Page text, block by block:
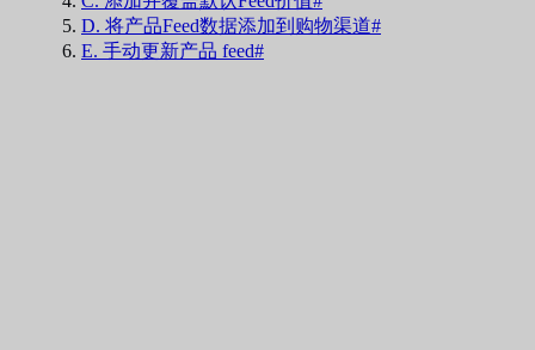
D. 将产品Feed数据添加到购物渠道#
E. 手动更新产品 feed#